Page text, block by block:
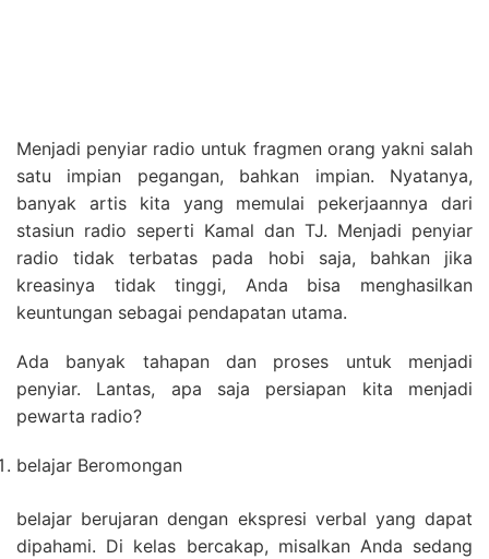
Menjadi penyiar radio untuk fragmen orang yakni salah
satu impian pegangan, bahkan impian. Nyatanya,
banyak artis kita yang memulai pekerjaannya dari
stasiun radio seperti Kamal dan TJ. Menjadi penyiar
radio tidak terbatas pada hobi saja, bahkan jika
kreasinya tidak tinggi, Anda bisa menghasilkan
keuntungan sebagai pendapatan utama.
Ada banyak tahapan dan proses untuk menjadi
penyiar. Lantas, apa saja persiapan kita menjadi
pewarta radio?
belajar Beromongan
belajar berujaran dengan ekspresi verbal yang dapat
dipahami. Di kelas bercakap, misalkan Anda sedang